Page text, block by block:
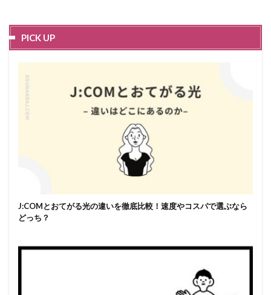
PICK UP
J:COMとおてがる光の違いを徹底比較！速度やコスパで選ぶなら
どっち？